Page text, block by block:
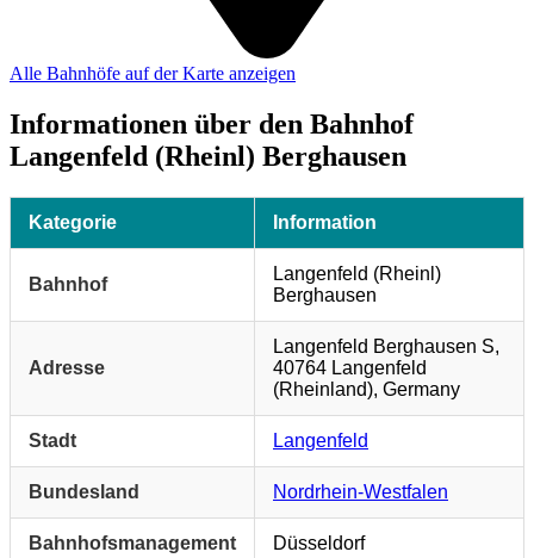
Alle Bahnhöfe auf der Karte anzeigen
Informationen über den Bahnhof
Langenfeld (Rheinl) Berghausen
Kategorie Information
Bahnhof
Langenfeld (Rheinl)
Berghausen
Adresse
Langenfeld Berghausen S,
40764 Langenfeld
(Rheinland), Germany
Stadt Langenfeld
Bundesland Nordrhein-Westfalen
Bahnhofsmanagement Düsseldorf